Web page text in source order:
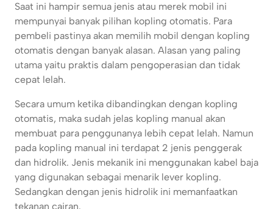
Saat ini hampir semua jenis atau merek mobil ini
mempunyai banyak pilihan kopling otomatis. Para
pembeli pastinya akan memilih mobil dengan kopling
otomatis dengan banyak alasan. Alasan yang paling
utama yaitu praktis dalam pengoperasian dan tidak
cepat lelah.
Secara umum ketika dibandingkan dengan kopling
otomatis, maka sudah jelas kopling manual akan
membuat para penggunanya lebih cepat lelah. Namun
pada kopling manual ini terdapat 2 jenis penggerak
dan hidrolik. Jenis mekanik ini menggunakan kabel baja
yang digunakan sebagai menarik lever kopling.
Sedangkan dengan jenis hidrolik ini memanfaatkan
tekanan cairan.